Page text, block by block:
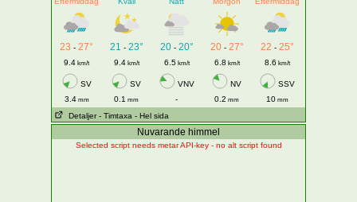
23 - 27° 21 - 23° 20- 20° 20- 27° 22 - 25°
9.4 km/t 9.4km/t 6.5km/t 6.8 km/t 8.6 km/t
SV SV VNV NV
SSV
3.4mm 0.1 mm - 0.2 mm 10mm
Detaljer - Timtaxa - Hel sida
Nuvarande himmel
Selected script needs metar API-key - no alt script found